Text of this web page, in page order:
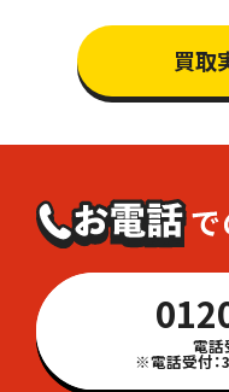
買取
電話
※電話受付：